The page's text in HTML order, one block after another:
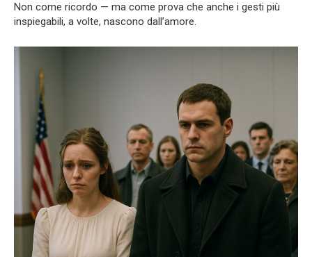
Non come ricordo — ma come prova che anche i gesti più
inspiegabili, a volte, nascono dall’amore.